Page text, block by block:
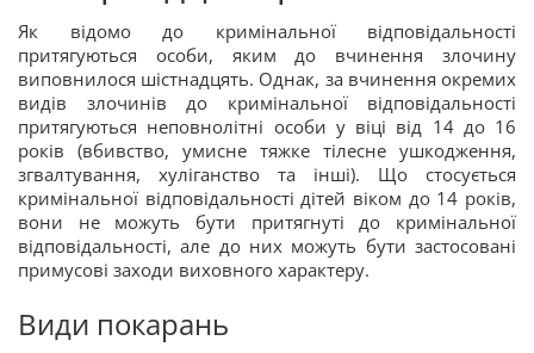
Як відомо до кримінальної відповідальності
притягуються особи, яким до вчинення злочину
виповнилося шістнадцять. Однак, за вчинення окремих
видів злочинів до кримінальної відповідальності
притягуються неповнолітні особи у віці від 14 до 16
років (вбивство, умисне тяжке тілесне ушкодження,
згвалтування, хуліганство та інші). Що стосується
кримінальної відповідальності дітей віком до 14 років,
вони не можуть бути притягнуті до кримінальної
відповідальності, але до них можуть бути застосовані
примусові заходи виховного характеру.
Види покарань